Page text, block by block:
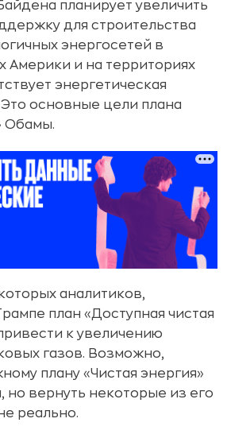
планирует увеличить
для строительства
энергосетей в
Америки и на территориях
энергетическая
основные цели плана
Обамы.
аналитиков,
план «Доступная чистая
к увеличению
газов. Возможно,
плану «Чистая энергия»
но вернуть некоторые из его
реально.